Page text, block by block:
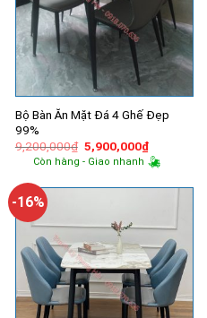
Bộ Bàn Ăn Mặt Đá 4 Ghế Đẹp
99%
9,200,000₫ Giá
gốc
là:
5,900,000₫Giá
hiện
tại
Còn hàng - Giao nhanh
-16%